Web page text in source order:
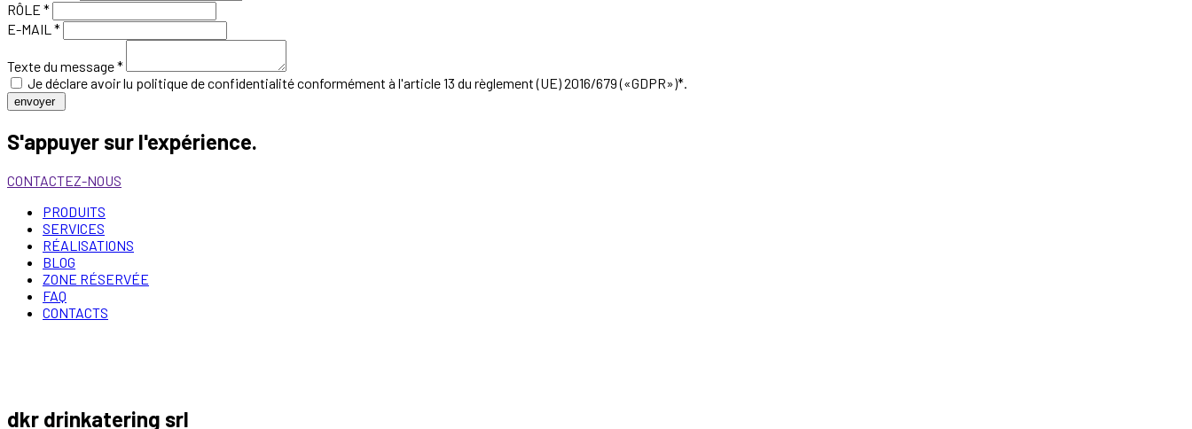
RÔLE *
E-MAIL *
Texte du message *
Je déclare avoir lu politique de confidentialitéconformément à l'article 13 du règlement (UE) 2016/679 («GDPR»)*.
envoyer
S'appuyer sur l'expérience.
CONTACTEZ-NOUS
PRODUITS
SERVICES
RÉALISATIONS
BLOG
ZONE RÉSERVÉE
FAQ
CONTACTS
dkr drinkatering srl